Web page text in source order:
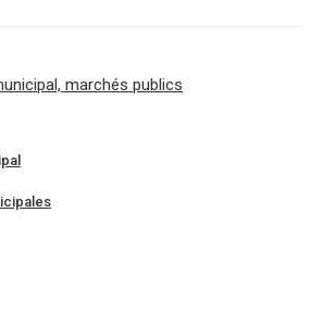
marchés publics